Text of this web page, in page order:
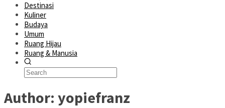
Destinasi
Kuliner
Budaya
Umum
Ruang Hijau
Ruang & Manusia
Author: yopiefranz